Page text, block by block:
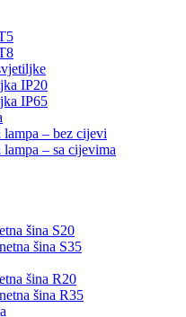
IP20
IP65
lampa – bez cijevi
lampa – sa cijevima
šina S20
šina S35
šina R20
šina R35